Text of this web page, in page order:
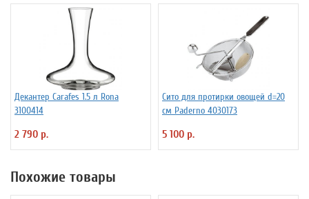
Декантер Carafes 1.5 л Rona
3100414
2 790 р.
Сито для протирки овощей d=20
см Paderno 4030173
5 100 р.
Похожие товары